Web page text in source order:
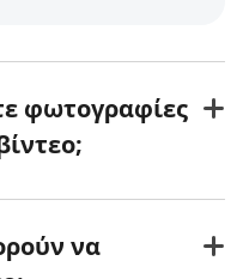
φωτογραφίες
να